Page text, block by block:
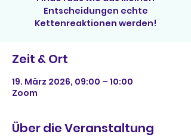
Entscheidungen echte
Kettenreaktionen werden!
Zeit & Ort
19. März 2026, 09:00 – 10:00
Zoom
Über die Veranstaltung